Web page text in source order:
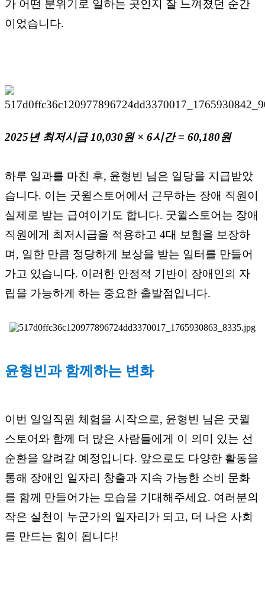
가 어떤 분위기로 일하는 곳인지 잘 느껴졌던 순간
이었습니다.
2025년 최저시급 10,030원 × 6시간 = 60,180원
하루 일과를 마친 후, 윤형빈 님은 일당을 지급받았
습니다. 이는 굿윌스토어에서 근무하는 장애 직원이
실제로 받는 급여이기도 합니다. 굿윌스토어는 장애
직원에게 최저시급을 적용하고 4대 보험을 보장하
며, 일한 만큼 정당하게 보상을 받는 일터를 만들어
가고 있습니다. 이러한 안정적 기반이 장애인의 자
립을 가능하게 하는 중요한 출발점입니다.
윤형빈과 함께하는 변화
이번 일일직원 체험을 시작으로, 윤형빈 님은 굿윌
스토어와 함께 더 많은 사람들에게 이 의미 있는 선
순환을 알려갈 예정입니다. 앞으로도 다양한 활동을
통해 장애인 일자리 창출과 지속 가능한 소비 문화
를 함께 만들어가는 모습을 기대해주세요. 여러분의
작은 실천이 누군가의 일자리가 되고, 더 나은 사회
를 만드는 힘이 됩니다!